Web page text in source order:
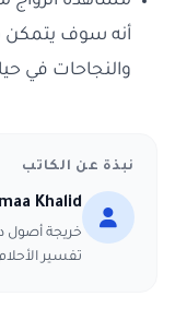
أنه سوف يتمكن
والنجاحات في
نبذة عن الكاتب
Khalid
خريجة أصول
تفسير